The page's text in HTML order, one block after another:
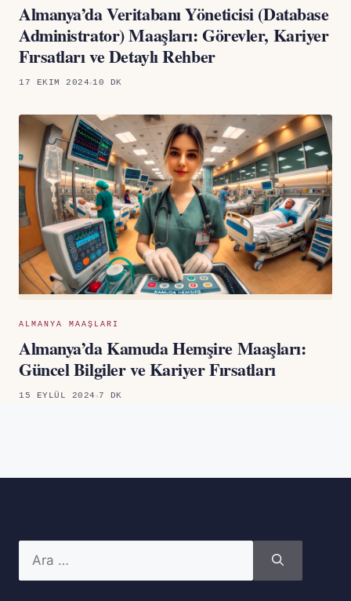
Almanya’da Veritabanı Yöneticisi (Database
Administrator) Maaşları: Görevler, Kariyer
Fırsatları ve Detaylı Rehber
17 EKIM 2024 10 DK
ALMANYA MAAŞLARI
Almanya’da Kamuda Hemşire Maaşları:
Güncel Bilgiler ve Kariyer Fırsatları
15 EYLÜL 2024 7 DK
ara